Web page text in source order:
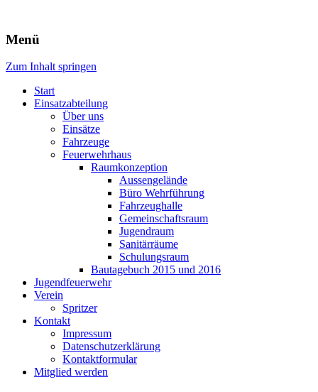
Freiwillige Feuerwehr Rodheim
v.d.H.
Menü
Zum Inhalt springen
Start
Einsatzabteilung
Über uns
Einsätze
Fahrzeuge
Feuerwehrhaus
Raumkonzeption
Aussengelände
Büro Wehrführung
Fahrzeughalle
Gemeinschaftsraum
Jugendraum
Sanitärräume
Schulungsraum
Bautagebuch 2015 und 2016
Jugendfeuerwehr
Verein
Spritzer
Kontakt
Impressum
Datenschutzerklärung
Kontaktformular
Mitglied werden